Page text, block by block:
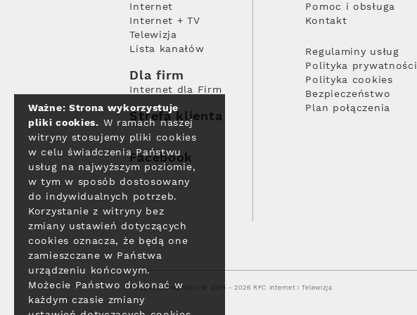
Internet
Internet + TV
Telewizja
Lista kanałów
Dla firm
Internet dla Firm
Strefa klienta
Facebook
Pomoc i obsługa
Kontakt
Regulaminy usług
Polityka prywatności
Polityka cookies
Bezpieczeństwo
Plan połączenia
Polityka prywatności © 2004 - 2026 RFC Internet i Telewizja
Ważne: Strona wykorzystuje
pliki cookies. W ramach naszej
witryny stosujemy pliki cookies
w celu świadczenia Państwu
usług na najwyższym poziomie,
w tym w sposób dostosowany
do indywidualnych potrzeb.
Korzystanie z witryny bez
zmiany ustawień dotyczących
cookies oznacza, że będą one
zamieszczane w Państwa
urządzeniu końcowym.
Możecie Państwo dokonać w
każdym czasie zmiany